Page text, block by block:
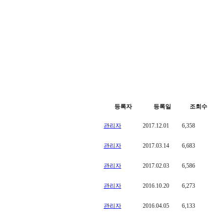
등록자 등록일 조회수
관리자 2017.12.01 6,358
관리자 2017.03.14 6,683
관리자 2017.02.03 6,586
관리자 2016.10.20 6,273
관리자 2016.04.05 6,133